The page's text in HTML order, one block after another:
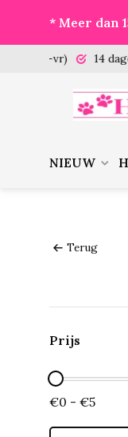
* Meer dan
14 dagen
NIEUW
Terug
Prijs
€0 - €5